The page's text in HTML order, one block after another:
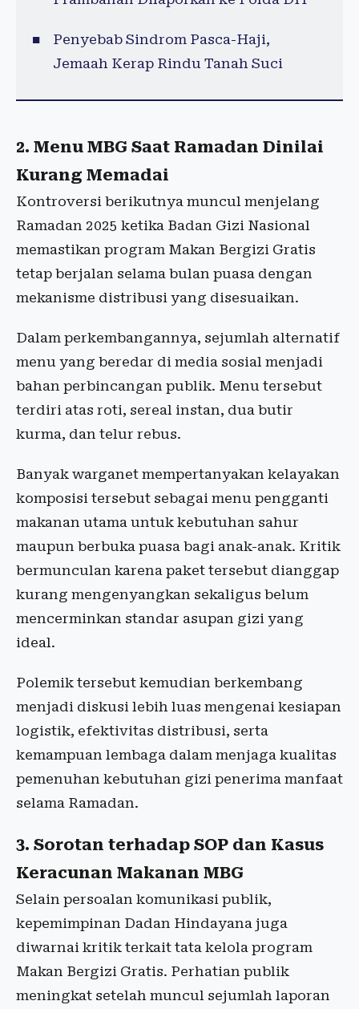
Penyebab Sindrom Pasca-Haji,
Jemaah Kerap Rindu Tanah Suci
2. Menu MBG Saat Ramadan Dinilai
Kurang Memadai
Kontroversi berikutnya muncul menjelang
Ramadan 2025 ketika Badan Gizi Nasional
memastikan program Makan Bergizi Gratis
tetap berjalan selama bulan puasa dengan
mekanisme distribusi yang disesuaikan.
Dalam perkembangannya, sejumlah alternatif
menu yang beredar di media sosial menjadi
bahan perbincangan publik. Menu tersebut
terdiri atas roti, sereal instan, dua butir
kurma, dan telur rebus.
Banyak warganet mempertanyakan kelayakan
komposisi tersebut sebagai menu pengganti
makanan utama untuk kebutuhan sahur
maupun berbuka puasa bagi anak-anak. Kritik
bermunculan karena paket tersebut dianggap
kurang mengenyangkan sekaligus belum
mencerminkan standar asupan gizi yang
ideal.
Polemik tersebut kemudian berkembang
menjadi diskusi lebih luas mengenai kesiapan
logistik, efektivitas distribusi, serta
kemampuan lembaga dalam menjaga kualitas
pemenuhan kebutuhan gizi penerima manfaat
selama Ramadan.
3. Sorotan terhadap SOP dan Kasus
Keracunan Makanan MBG
Selain persoalan komunikasi publik,
kepemimpinan Dadan Hindayana juga
diwarnai kritik terkait tata kelola program
Makan Bergizi Gratis. Perhatian publik
meningkat setelah muncul sejumlah laporan